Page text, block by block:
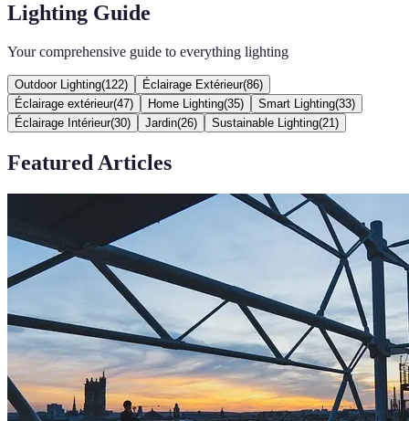
Lighting Guide
Your comprehensive guide to everything lighting
Outdoor Lighting(122) Éclairage Extérieur(86)
Éclairage extérieur(47) Home Lighting(35) Smart Lighting(33)
Éclairage Intérieur(30) Jardin(26) Sustainable Lighting(21 )
Featured Articles